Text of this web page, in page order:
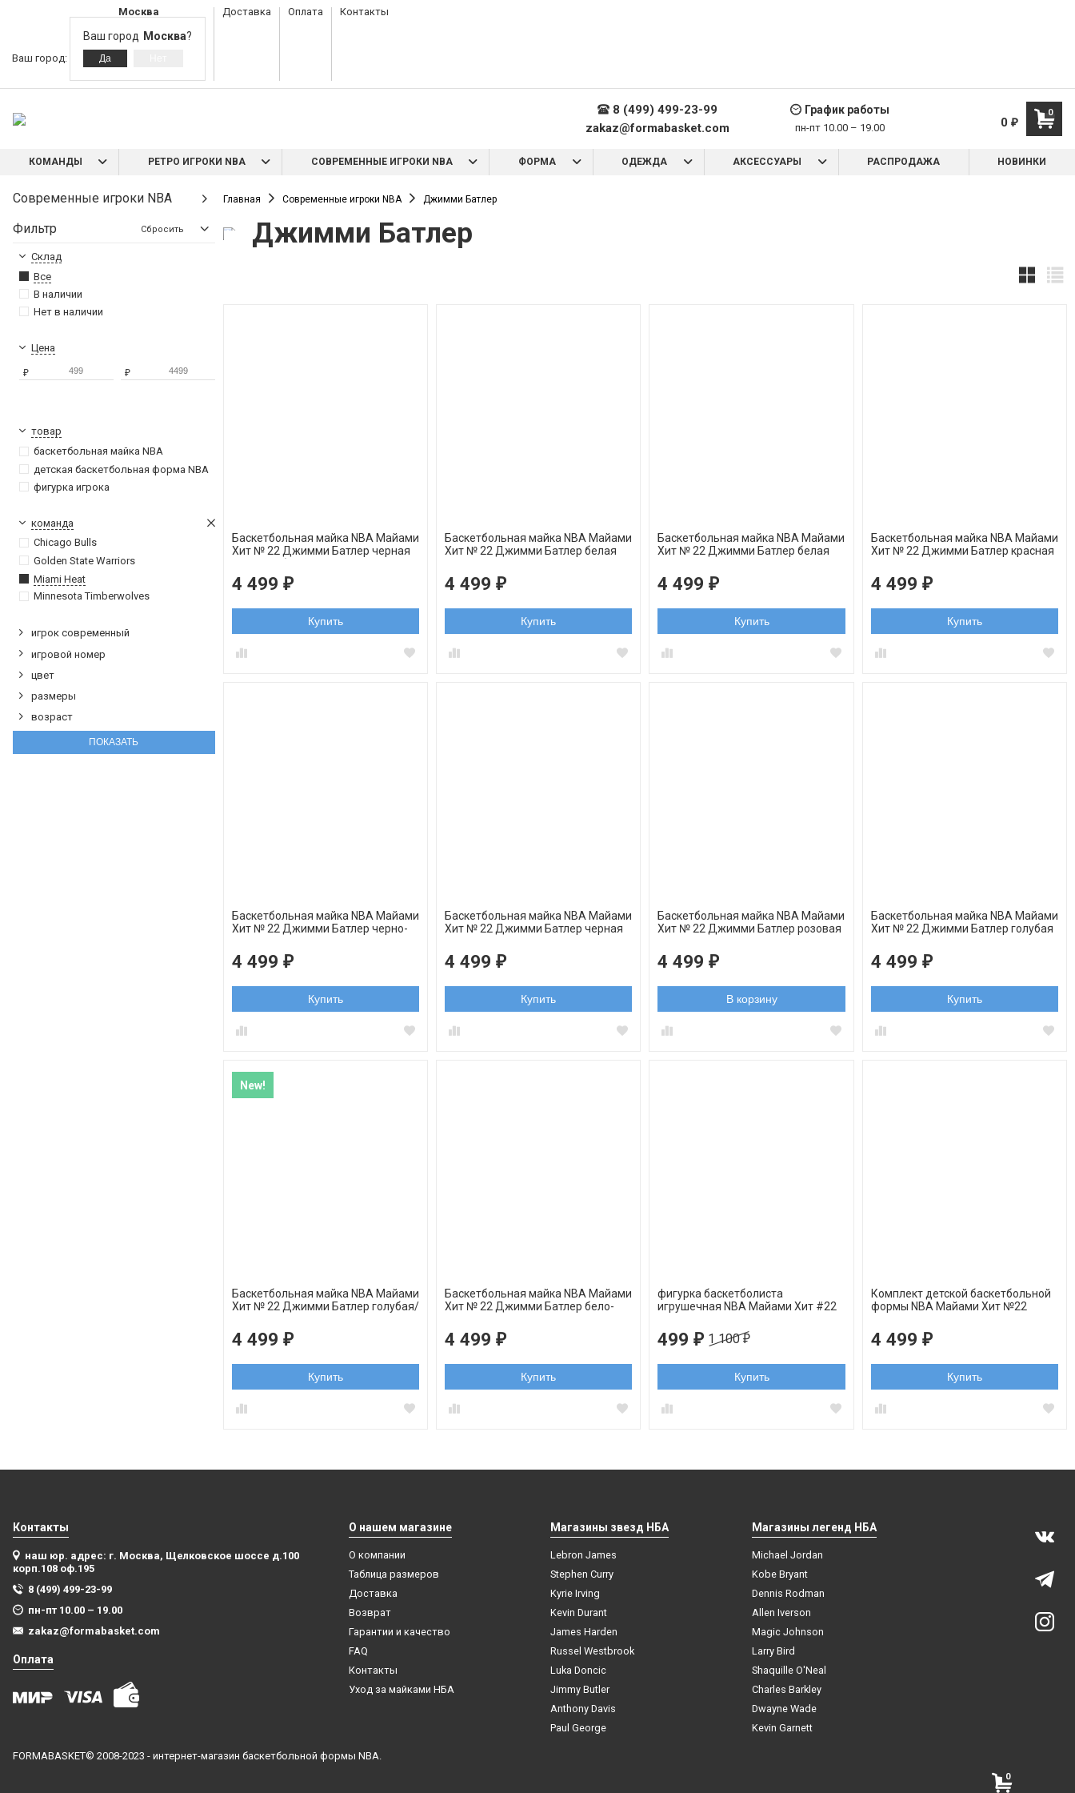
Ваш город:
Москва
Ваш город Москва?
Доставка Оплата Контакты
8 (499) 499-23-99
zakaz@formabasket.com
График работы
пн-пт 10.00 – 19.00
0
0 ₽
КОМАНДЫ РЕТРО ИГРОКИ NBA СОВРЕМЕННЫЕ ИГРОКИ NBA ФОРМА ОДЕЖДА АКСЕССУАРЫ РАСПРОДАЖА НОВИНКИ
Современные игроки NBA
Фильтр
Сбросить
Склад
Все
В наличии
Нет в наличии
Цена
₽ ₽
товар
баскетбольная майка NBA
детская баскетбольная форма NBA
фигурка игрока
команда
Chicago Bulls
Golden State Warriors
Miami Heat
Minnesota Timberwolves
игрок современный
игровой номер
цвет
размеры
возраст
Главная Современные игроки NBA Джимми Батлер
Джимми Батлер
Баскетбольная майка NBA Майами
Xит № 22 Джимми Батлер черная
4 499 ₽
Купить
Баскетбольная майка NBA Майами
Xит № 22 Джимми Батлер белая
4 499₽
Купить
Баскетбольная майка NBA Майами
Xит № 22 Джимми Батлер белая
4 499₽
Купить
Баскетбольная майка NBA Майами
Xит № 22 Джимми Батлер красная
4 499 ₽
Купить
Баскетбольная майка NBA Майами
Xит № 22 Джимми Батлер черно-
4 499 ₽
Купить
Баскетбольная майка NBA Майами
Xит № 22 Джимми Батлер черная
4 499₽
Купить
Баскетбольная майка NBA Майами
Xит № 22 Джимми Батлер розовая
4 499₽
В корзину
Баскетбольная майка NBA Майами
Xит № 22 Джимми Батлер голубая
4 499 ₽
Купить
New!
Баскетбольная майка NBA Майами
Xит № 22 Джимми Батлер голубая/
4 499 ₽
Купить
Баскетбольная майка NBA Майами
Xит № 22 Джимми Батлер бело-
4 499₽
Купить
фигурка баскетболиста
игрушечная NBA Майами Хит #22
6,5 см
499₽ 1 100₽
Купить Товар в корзине
Комплект детской баскетбольной
формы NBA Майами Хит №22
4 499 ₽
Купить
Контакты
наш юр. адрес: г. Москва, Щелковское шоссе д.100
корп.108 оф.195
8 (499) 499-23-99
пн-пт 10.00 – 19.00
zakaz@formabasket.com
Оплата
О нашем магазине
О компании
Таблица размеров
Доставка
Возврат
Гарантии и качество
FAQ
Контакты
Уход за майками НБА
Магазины звезд НБА
Lebron James
Stephen Curry
Kyrie Irving
Kevin Durant
James Harden
Russel Westbrook
Luka Doncic
Jimmy Butler
Anthony Davis
Paul George
Магазины легенд НБА
Michael Jordan
Kobe Bryant
Dennis Rodman
Allen Iverson
Magic Johnson
Larry Bird
Shaquille O'Neal
Charles Barkley
Dwayne Wade
Kevin Garnett
FORMABASKET© 2008-2023 - интернет-магазин баскетбольной формы NBA.
0